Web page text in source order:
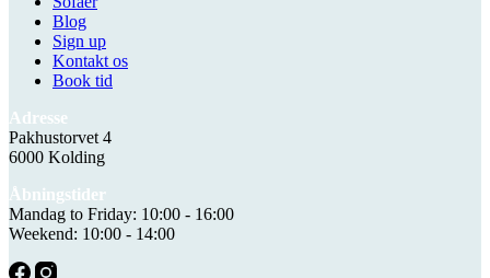
Blog
Sign up
Kontakt os
Book tid
Adresse
Pakhustorvet 4
6000 Kolding
Åbningstider
Mandag to Friday: 10:00 - 16:00
Weekend: 10:00 - 14:00